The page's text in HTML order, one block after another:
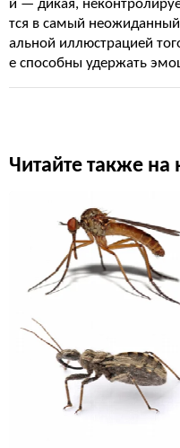
й — дикая,
тся в самый
альной иллюстрацией
е способны удержать
Читайте также на